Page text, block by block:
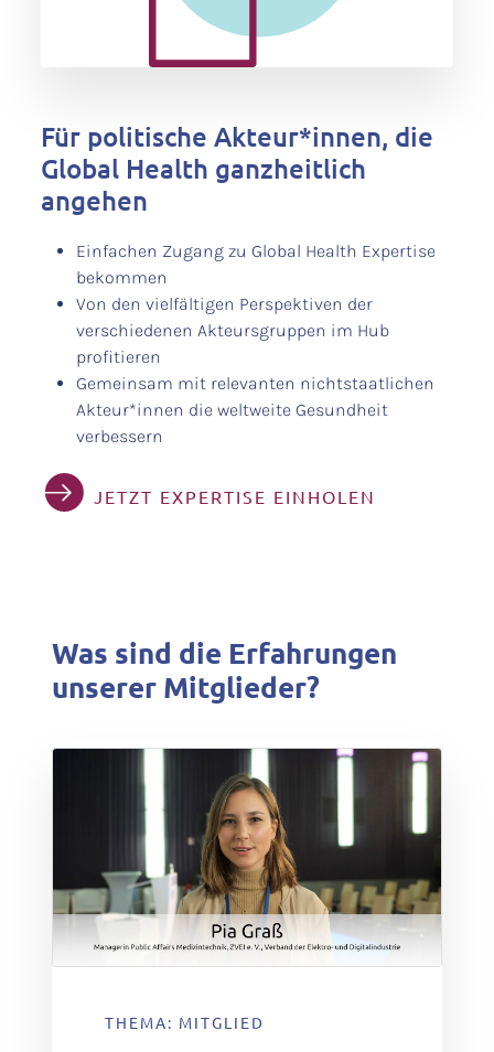
Für politische Akteur*innen, die
Global Health ganzheitlich
angehen
Einfachen Zugang zu Global Health Expertise
bekommen
Von den vielfältigen Perspektiven der
verschiedenen Akteursgruppen im Hub
profitieren
Gemeinsam mit relevanten nichtstaatlichen
Akteur*innen die weltweite Gesundheit
verbessern
JETZT EXPERTISE EINHOLEN
Was sind die Erfahrungen
unserer Mitglieder?
THEMA: MITGLIED